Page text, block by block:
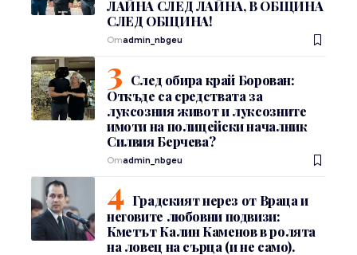
ЛАЙНА СЛЕД ЛАЙНА, В ОБЩИНА
СЛЕД ОБЩИНА!
Отadmin_nbgeu
След обира край Борован:
Откъде са средствата за
луксозния живот и луксозните
имоти на полицейски началник
Силвия Берчева?
Отadmin_nbgeu
Градският нерез от Враца и
неговите любовни подвизи:
Кметът Калин Каменов в ролята
на ловец на сърца (и не само).